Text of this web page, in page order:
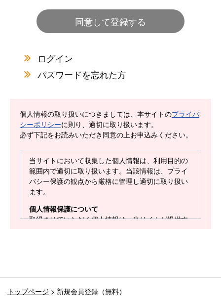
ログイン
パスワードを忘れた方
個人情報の取り扱いにつきましては、本サイトのプライバ
シーポリシーに則り、適切に取り扱います。
必ず下記をお読みいただき同意の上お申込みください。
当サイトにおいて収集した個人情報は、利用目的の
範囲内で適切に取り扱います。当該情報は、プライ
バシー保護の観点から厳格に管理し適切に取り扱い
ます。
個人情報保護について
取得させていただく個人情報は、当サイトが提供す
当サイトでは利用者がサイトへの会員登録を行う
時、及び管理者宛てのお問い合わせフォームを利用
される時に、お名前、メールアドレス等ご入力いた
トップページ > 新規会員登録（無料）